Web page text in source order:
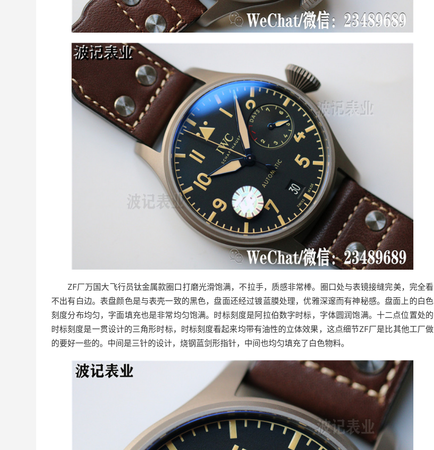
ZF厂万国大飞行员钛金属款圈口打磨光滑饱满，不拉手，质感非常棒。圈口处与表镜接缝完美，完全看
不出有白边。表盘颜色是与表壳一致的黑色，盘面还经过镀蓝膜处理，优雅深邃而有神秘感。盘面上的白色
刻度分布均匀，字面填充也是非常均匀饱满。时标刻度是阿拉伯数字时标，字体圆润饱满。十二点位置处的
时标刻度是一贯设计的三角形时标，时标刻度看起来均带有油性的立体效果，这点细节ZF厂是比其他工厂做
的要好一些的。中间是三针的设计，烧钢蓝剑形指针，中间也均匀填充了白色物料。